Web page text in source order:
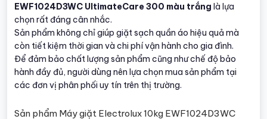
EWF1024D3WC UltimateCare 300 màu trắng là lựa
chọn rất đáng cân nhắc.
Sản phẩm không chỉ giúp giặt sạch quần áo hiệu quả mà
còn tiết kiệm thời gian và chi phí vận hành cho gia đình.
Để đảm bảo chất lượng sản phẩm cũng như chế độ bảo
hành đầy đủ, người dùng nên lựa chọn mua sản phẩm tại
các đơn vị phân phối uy tín trên thị trường.
Sản phẩm Máy giặt Electrolux 10kg EWF1024D3WC